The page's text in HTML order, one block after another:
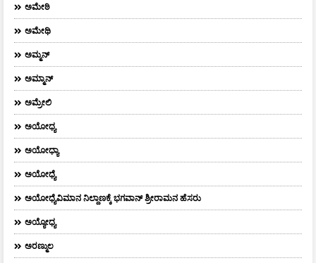
ಅಮೇಠಿ
ಅಮೇಥಿ
ಅಮ್ಮನ್‌
ಅಮ್ಮಾನ್
ಅಮ್ರೇಲಿ
ಅಯೋಧ್ಯ
ಅಯೋಧ್ಯಾ
ಅಯೋಧ್ಯೆ
ಅಯೋಧ್ಯೆವಿಮಾನ ನಿಲ್ದಾಣಕ್ಕೆ ಭಗವಾನ್ ಶ್ರೀರಾಮನ ಹೆಸರು
ಅಯ್ಯೋಧ್ಯ
ಅರಣ್ಮುಲ